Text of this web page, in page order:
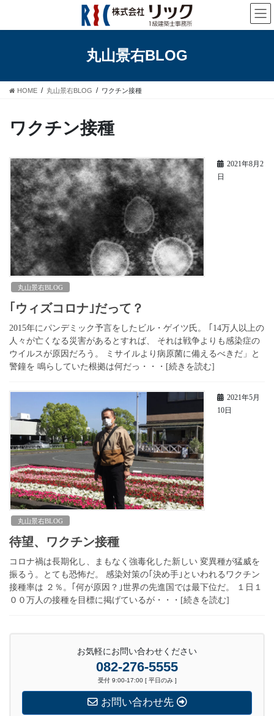
テ
ス
ゲ
ン
丸山景右BLOG
HOME 丸山景右BLOG ワクチン接種
ワクチン接種
2021年8月2
日
丸山景右BLOG
｢ウィズコロナ｣だって？
2015年にパンデミック予言をしたビル・ゲイツ氏。 ｢14万人以上の
人々が亡くなる災害があるとすれば、 それは戦争よりも感染症の
ウイルスが原因だろう。 ミサイルより病原菌に備えるべきだ」と
警鐘を 鳴らしていた根拠は何だっ・・・[続きを読む]
2021年5月
10日
丸山景右BLOG
待望、ワクチン接種
コロナ禍は長期化し、まもなく強毒化した新しい 変異種が猛威を
振るう。とても恐怖だ。 感染対策の｢決め手｣といわれるワクチン
接種率は ２％。｢何が原因？｣世界の先進国では最下位だ。 １日１
００万人の接種を目標に掲げているが・・・[続きを読む]
お気軽にお問い合わせください
082-276-5555
受付 9:00-17:00 [ 平日のみ ]
お問い合わせ先